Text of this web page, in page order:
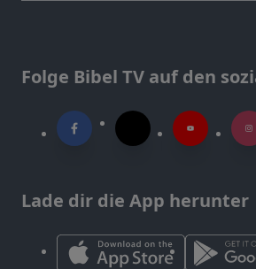
Folge Bibel TV auf den
Lade dir die App herunter